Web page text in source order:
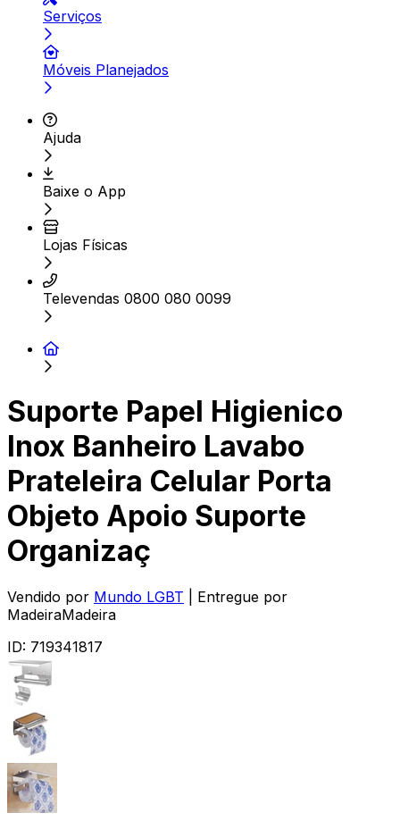
Serviços
Móveis Planejados
Ajuda
Baixe o App
Lojas Físicas
Televendas 0800 080 0099
Suporte Papel Higienico
Inox Banheiro Lavabo
Prateleira Celular Porta
Objeto Apoio Suporte
Organizaç
Vendido por Mundo LGBT
| Entregue por
MadeiraMadeira
ID: 719341817